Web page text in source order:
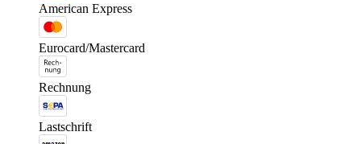
American Express
Eurocard/Mastercard
Rechnung
Lastschrift